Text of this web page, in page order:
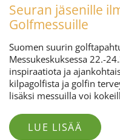
Seuran jäsenille
Golfmessuille
Suomen suurin
Messukeskuksessa 22.-
inspiraatiota ja
kilpagolfista ja golfin
lisäksi messuilla voi
LUE LISÄÄ